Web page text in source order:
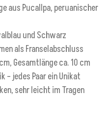
aus Pucallpa, peruanischer
und Schwarz
als Franselabschluss
Gesamtlänge ca. 10 cm
– jedes Paar ein Unikat
sehr leicht im Tragen